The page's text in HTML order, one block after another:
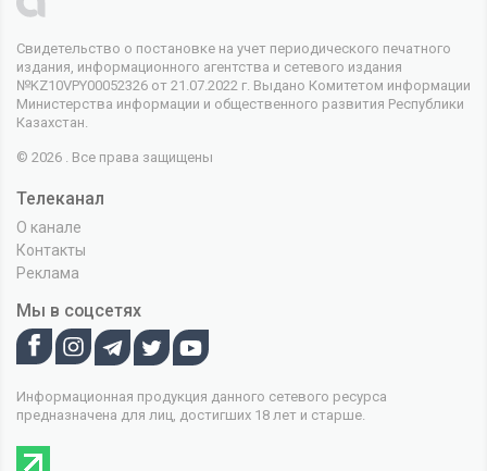
Свидетельство о постановке на учет периодического печатного
издания, информационного агентства и сетевого издания
№KZ10VPY00052326 от 21.07.2022 г. Выдано Комитетом информации
Министерства информации и общественного развития Республики
Казахстан.
© 2026 . Все права защищены
Телеканал
О канале
Контакты
Реклама
Мы в соцсетях
Информационная продукция данного сетевого ресурса
предназначена для лиц, достигших 18 лет и старше.